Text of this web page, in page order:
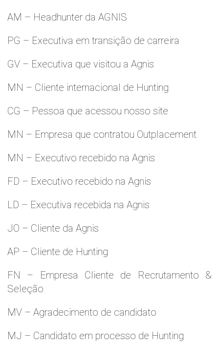
AM – Headhunter da AGNIS
PG – Executiva em transição de carreira
GV – Executiva que visitou a Agnis
MN – Cliente internacional de Hunting
CG – Pessoa que acessou nosso site
MN – Empresa que contratou Outplacement
MN – Executivo recebido na Agnis
FD – Executivo recebido na Agnis
LD – Executiva recebida na Agnis
JO – Cliente da Agnis
AP – Cliente de Hunting
FN – Empresa Cliente de Recrutamento &
Seleção
MV – Agradecimento de candidato
MJ – Candidato em processo de Hunting